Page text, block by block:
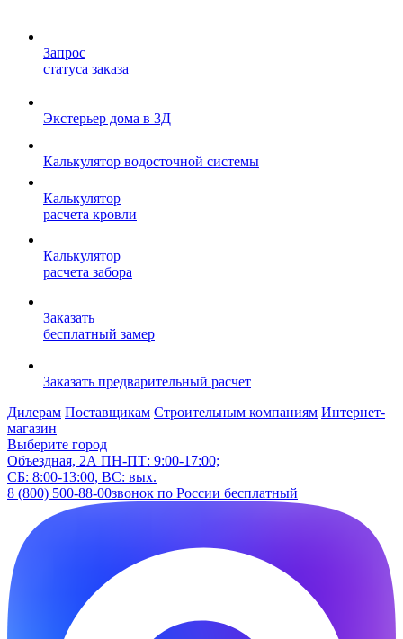
Запрос
статуса заказа
Экстерьер дома в 3Д
Калькулятор водосточной системы
Калькулятор
расчета кровли
Калькулятор
расчета забора
Заказать
бесплатный замер
Заказать предварительный расчет
Дилерам Поставщикам Строительным компаниям Интернет-
магазин
Выберите город
Объездная, 2А ПН-ПТ: 9:00-17:00;
СБ: 8:00-13:00, ВС: вых.
8 (800) 500-88-00звонок по России бесплатный